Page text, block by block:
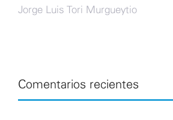
Jorge Luis Tori Murgueytio
Comentarios recientes